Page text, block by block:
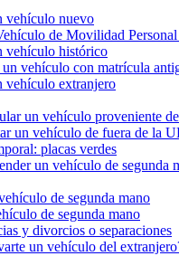
vehículo nuevo
de Movilidad
vehículo histórico
vehículo con matrícula
vehículo extranjero
un vehículo proveniente
un vehículo de fuera de la
placas verdes
un vehículo de segunda
de segunda mano
de segunda mano
y divorcios o separaciones
un vehículo del